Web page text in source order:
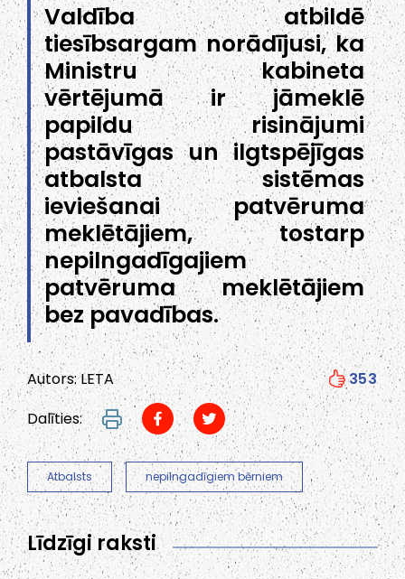
Valdība atbildē
tiesībsargam norādījusi, ka
Ministru kabineta
vērtējumā ir jāmeklē
papildu risinājumi
pastāvīgas un ilgtspējīgas
atbalsta sistēmas
ieviešanai patvēruma
meklētājiem, tostarp
nepilngadīgajiem
patvēruma meklētājiem
bez pavadības.
Autors: LETA
353
Dalīties:
Atbalsts nepilngadīgiem bērniem
Līdzīgi raksti